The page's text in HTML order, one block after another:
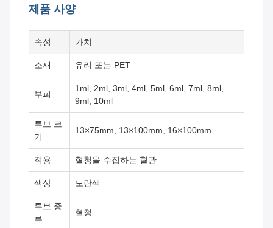
제품 사양
속성 가치
소재 유리 또는 PET
부피
1ml, 2ml, 3ml, 4ml, 5ml, 6ml, 7ml, 8ml,
9ml, 10ml
튜브 크
기
13×75mm, 13×100mm, 16×100mm
적용 혈청을 수집하는 혈관
색상 노란색
튜브 종
류
혈청